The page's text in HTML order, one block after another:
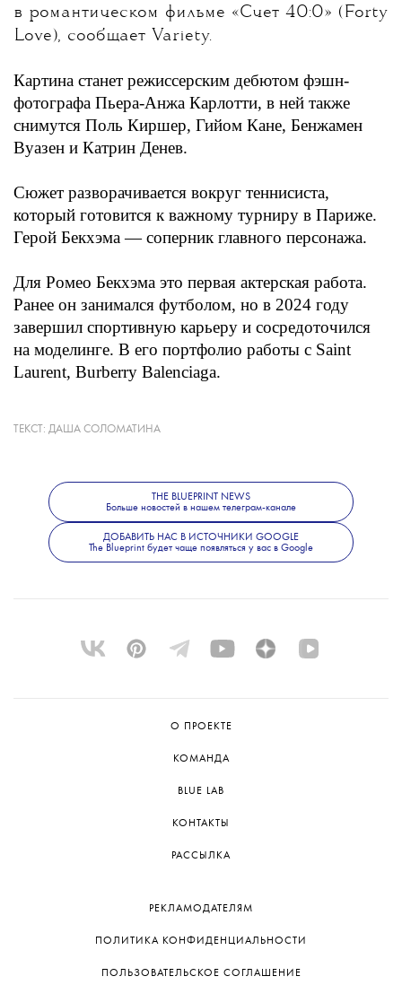
в романтическом фильме «Счет 40:0» (Forty
Love), сообщает Variety.
Картина станет режиссерским дебютом фэшн-
фотографа Пьера-Анжа Карлотти, в ней также
снимутся Поль Киршер, Гийом Кане, Бенжамен
Вуазен и Катрин Денев.
Сюжет разворачивается вокруг теннисиста,
который готовится к важному турниру в Париже.
Герой Бекхэма — соперник главного персонажа.
Для Ромео Бекхэма это первая актерская работа.
Ранее он занимался футболом, но в 2024 году
завершил спортивную карьеру и сосредоточился
на моделинге. В его портфолио работы с Saint
Laurent, Burberry Balenciaga.
Больше новостей о моде, красоте
The Blueprint News.
ТЕКСТ: ДАША СОЛОМАТИНА
THE BLUEPRINT NEWS
Больше новостей в нашем телеграм-канале
ДОБАВИТЬ НАС В ИСТОЧНИКИ GOOGLE
The Blueprint будет чаще появляться у вас в Google
О ПРОЕКТЕ
КОМАНДА
BLUE LAB
КОНТАКТЫ
РАССЫЛКА
РЕКЛАМОДАТЕЛЯМ
ПОЛИТИКА КОНФИДЕНЦИАЛЬНОСТИ
ПОЛЬЗОВАТЕЛЬСКОЕ СОГЛАШЕНИЕ